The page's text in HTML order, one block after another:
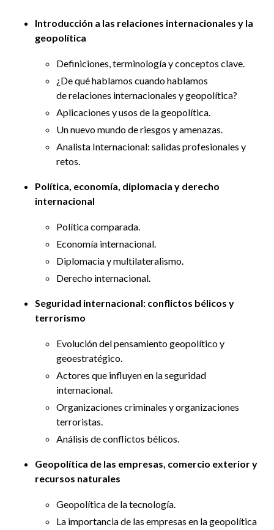
Introducción a las relaciones internacionales y la
geopolítica
Definiciones, terminología y conceptos clave.
¿De qué hablamos cuando hablamos
de relaciones internacionales y geopolítica?
Aplicaciones y usos de la geopolítica.
Un nuevo mundo de riesgos y amenazas.
Analista Internacional: salidas profesionales y
retos.
Política, economía, diplomacia y derecho
internacional
Política comparada.
Economía internacional.
Diplomacia y multilateralismo.
Derecho internacional.
Seguridad internacional: conflictos bélicos y
terrorismo
Evolución del pensamiento geopolítico y
geoestratégico.
Actores que influyen en la seguridad
internacional.
Organizaciones criminales y organizaciones
terroristas.
Análisis de conflictos bélicos.
Geopolítica de las empresas, comercio exterior y
recursos naturales
Geopolítica de la tecnología.
La importancia de las empresas en la geopolítica